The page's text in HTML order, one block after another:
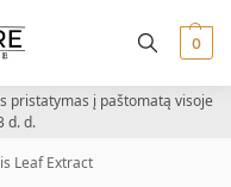
0
pristatymas į paštomatą visoje
d. d.
Leaf Extract